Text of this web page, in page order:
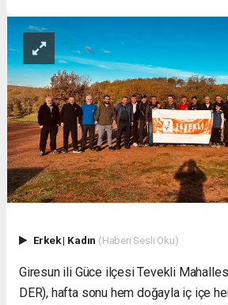
Erkek| Kadın (Haberi Sesli Oku)
Giresun ili Güce ilçesi Tevekli
DER), hafta sonu hem doğayla iç içe